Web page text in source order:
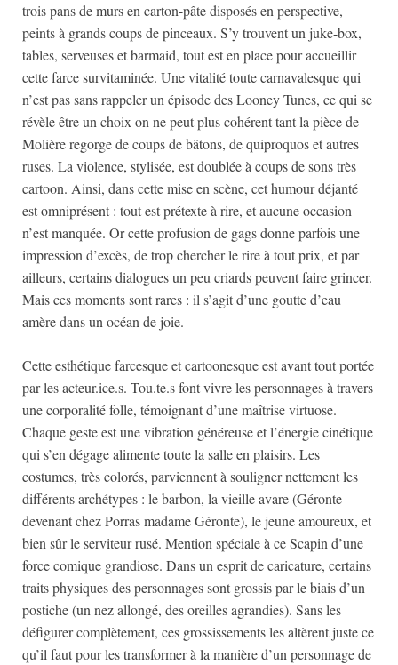
trois pans de murs en carton-pâte disposés en perspective,
peints à grands coups de pinceaux. S’y trouvent un juke-box,
tables, serveuses et barmaid, tout est en place pour accueillir
cette farce survitaminée. Une vitalité toute carnavalesque qui
n’est pas sans rappeler un épisode des Looney Tunes, ce qui se
révèle être un choix on ne peut plus cohérent tant la pièce de
Molière regorge de coups de bâtons, de quiproquos et autres
ruses. La violence, stylisée, est doublée à coups de sons très
cartoon. Ainsi, dans cette mise en scène, cet humour déjanté
est omniprésent : tout est prétexte à rire, et aucune occasion
n’est manquée. Or cette profusion de gags donne parfois une
impression d’excès, de trop chercher le rire à tout prix, et par
ailleurs, certains dialogues un peu criards peuvent faire grincer.
Mais ces moments sont rares : il s’agit d’une goutte d’eau
amère dans un océan de joie.
Cette esthétique farcesque et cartoonesque est avant tout portée
par les acteur.ice.s. Tou.te.s font vivre les personnages à travers
une corporalité folle, témoignant d’une maîtrise virtuose.
Chaque geste est une vibration généreuse et l’énergie cinétique
qui s’en dégage alimente toute la salle en plaisirs. Les
costumes, très colorés, parviennent à souligner nettement les
différents archétypes : le barbon, la vieille avare (Géronte
devenant chez Porras madame Géronte), le jeune amoureux, et
bien sûr le serviteur rusé. Mention spéciale à ce Scapin d’une
force comique grandiose. Dans un esprit de caricature, certains
traits physiques des personnages sont grossis par le biais d’un
postiche (un nez allongé, des oreilles agrandies). Sans les
défigurer complètement, ces grossissements les altèrent juste ce
qu’il faut pour les transformer à la manière d’un personnage de